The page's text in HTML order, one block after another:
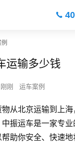
运输多少钱
刚刚 运车案例
从北京运输到上
振运车是一家专
助你安全、快速